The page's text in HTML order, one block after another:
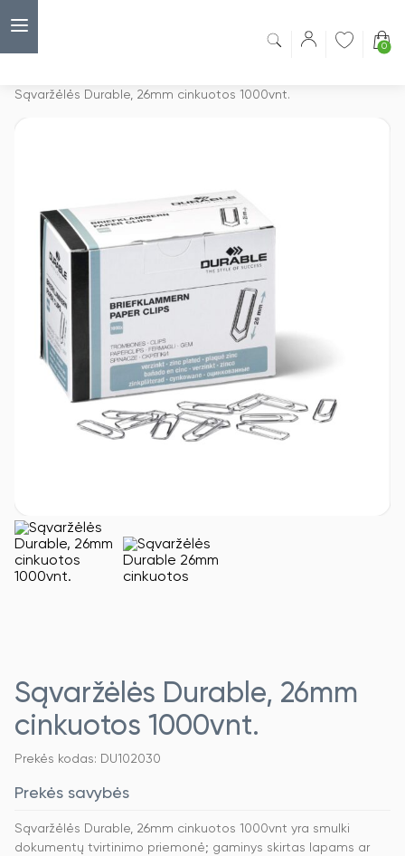
0
Sąvaržėlės Durable, 26mm cinkuotos 1000vnt.
Sąvaržėlės Durable, 26mm
cinkuotos 1000vnt.
Prekės kodas: DU102030
Prekės savybės
Sąvaržėlės Durable, 26mm cinkuotos 1000vnt yra smulki
dokumentų tvirtinimo priemonė; gaminys skirtas lapams ar